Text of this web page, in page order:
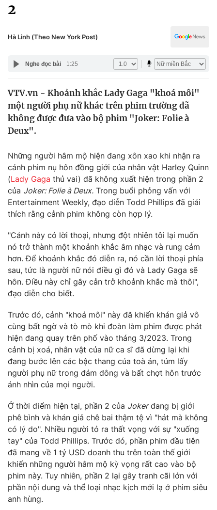
Xã hội
Pháp luật
Y tế
Thế giới
Tin tức
Thế giới đó đây
Câu chuyện quốc tế
Kinh tế
Thị trường
Góc doanh nghiệp
Dữ liệu và đời sống
Truyền hình
Phim VTV
Hậu trường
Nhân vật
Khán giả
Giải sao mai
Giải trí
Âm nhạc
Sao
Đời sống
Du lịch
Làm đẹp
Chất lượng cuộc sống
Giáo dục
Tuyển sinh
Công nghệ
Hitech Công nghệ tương lai
Sản phẩm
Thị trường
Tư vấn
Giao lưu trực tuyến
Lịch phát sóng
Chuyên mục khác
Emagazine Podcast
Photo Infographic
Video Shorts video
VTV Money VTV Thể thao
Công nghệ
2
Hà Linh (Theo New York Post)
Nghe đọc bài 1:25
VTV.vn - Khoảnh khắc Lady Gaga "khoá môi"
một người phụ nữ khác trên phim trường đã
không được đưa vào bộ phim "Joker: Folie à
Deux".
Những người hâm mộ hiện đang xôn xao khi nhận ra
cảnh phim nụ hôn đồng giới của nhân vật Harley Quinn
(Lady Gaga thủ vai) đã không xuất hiện trong phần 2
của Joker: Folie à Deux. Trong buổi phỏng vấn với
Entertainment Weekly, đạo diễn Todd Phillips đã giải
thích rằng cảnh phim không còn hợp lý.
"Cảnh này có lời thoại, nhưng đột nhiên tôi lại muốn
nó trở thành một khoảnh khắc âm nhạc và rung cảm
hơn. Để khoảnh khắc đó diễn ra, nó cần lời thoại phía
sau, tức là người nữ nói điều gì đó và Lady Gaga sẽ
hôn. Điều này chỉ gây cản trở khoảnh khắc mà thôi",
đạo diễn cho biết.
Trước đó, cảnh "khoá môi" này đã khiến khán giả vô
cùng bất ngờ và tò mò khi đoàn làm phim được phát
hiện đang quay trên phố vào tháng 3/2023. Trong
cảnh bị xoá, nhân vật của nữ ca sĩ đã dừng lại khi
đang bước lên các bậc thang của toà án, túm lấy
người phụ nữ trong đám đông và bất chợt hôn trước
ánh nhìn của mọi người.
Ở thời điểm hiện tại, phần 2 của Jokerđang bị giới
phê bình và khán giả chê bai thậm tệ vì "hát mà không
có lý do". Nhiều người tỏ ra thất vọng với sự "xuống
tay" của Todd Phillips. Trước đó, phần phim đầu tiên
đã mang về 1 tỷ USD doanh thu trên toàn thế giới
khiến những người hâm mộ kỳ vọng rất cao vào bộ
phim này. Tuy nhiên, phần 2 lại gây tranh cãi lớn với
phần nội dung và thể loại nhạc kịch mới lạ ở phim siêu
anh hùng.